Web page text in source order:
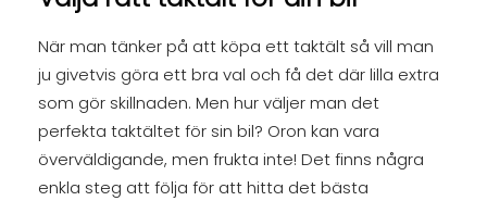
När man tänker på att köpa ett taktält så vill man
ju givetvis göra ett bra val och få det där lilla extra
som gör skillnaden. Men hur väljer man det
perfekta taktältet för sin bil? Oron kan vara
överväldigande, men frukta inte! Det finns några
enkla steg att följa för att hitta det bästa